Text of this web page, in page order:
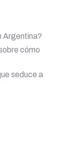
Argentina?
cómo
seduce a